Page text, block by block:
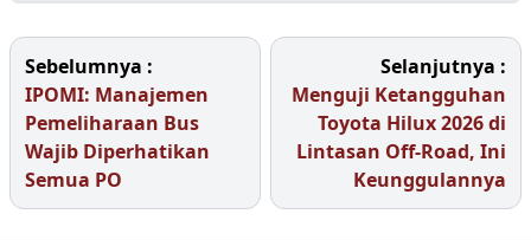
Sebelumnya :
IPOMI: Manajemen
Pemeliharaan Bus
Wajib Diperhatikan
Semua PO
Selanjutnya :
Menguji Ketangguhan
Toyota Hilux 2026 di
Lintasan Off-Road, Ini
Keunggulannya